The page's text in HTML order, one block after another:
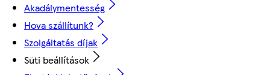
Akadálymentesség
Hova szállítunk?
Szolgáltatás díjak
Süti beállítások